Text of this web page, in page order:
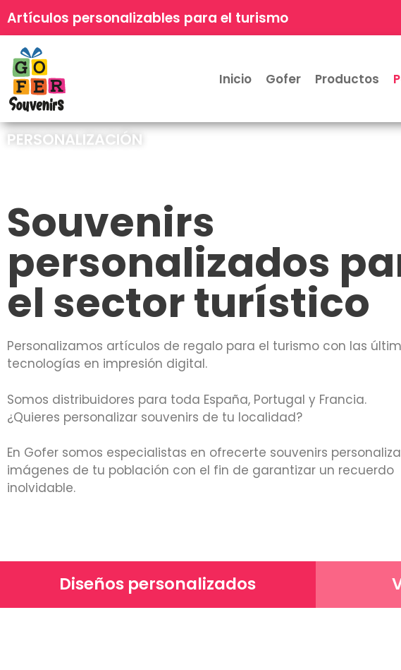
Artículos personalizables para el turismo
Inicio Gofer Productos
PERSONALIZACIÓN
Souvenirs
personalizados
el sector turístico
Personalizamos artículos de regalo para el turismo con las
tecnologías en impresión digital.
Somos distribuidores para toda España, Portugal y Francia.
¿Quieres personalizar souvenirs de tu localidad?
En Gofer somos especialistas en ofrecerte souvenirs
imágenes de tu población con el fin de garantizar un recuerdo
inolvidable.
Diseños personalizados